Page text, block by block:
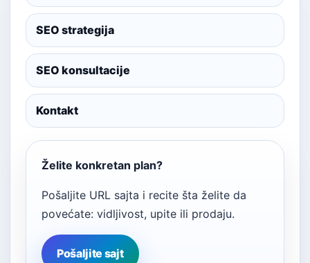
SEO strategija
SEO konsultacije
Kontakt
Želite konkretan plan?
Pošaljite URL sajta i recite šta želite da
povećate: vidljivost, upite ili prodaju.
Pošaljite sajt